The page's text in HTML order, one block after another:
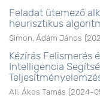
Feladat ütemező
heurisztikus
Simon, Ádám János (
Kézírás Felismerés
Intelligencia
Ali, Ákos Tamás (2024-